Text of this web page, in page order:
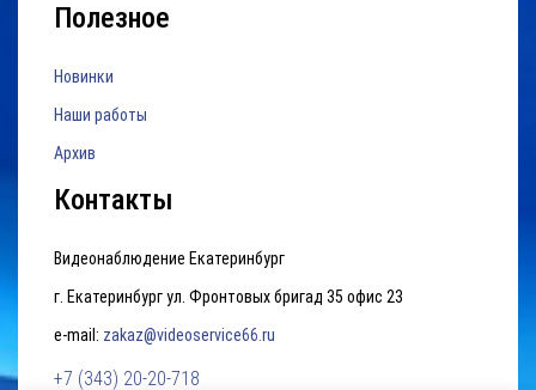
Полезное
Новинки
Наши работы
Архив
Контакты
Видеонаблюдение Екатеринбург
г. Екатеринбург ул. Фронтовых бригад 35 офис 23
e-mail: zakaz@videoservice66.ru
+7 (343) 20-20-718